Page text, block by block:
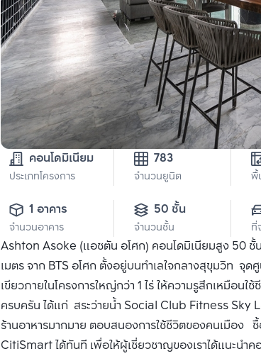
คอนโดมิเนียม
ประเภทโครงการ
783
จำนวนยูนิต พื้
1 อาคาร
จำนวนอาคาร
50 ชั้น
จำนวนชั้น ที่
Ashton Asoke (แอชตัน อโศก) คอนโดมิเนียมสูง 50 ชั้
เมตร จาก BTS อโศก ตั้งอยู่บนทำเลใจกลางสุขุมวิท
เขียวภายในโครงการใหญ่กว่า 1 ไร่ ให้ความรูสึกเหมือน
ครบครัน ได้แก่ สระว่ายน้ำ Social Club Fitness
ร้านอาหารมากมาย ตอบสนองการใช้ชีวิตของคนเมือง
CitiSmart ได้ทันที เพื่อให้ผู้เชี่ยวชาญของเราได้แนะนำค